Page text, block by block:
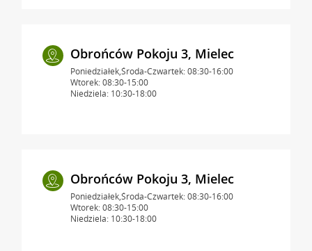
Obrońców Pokoju 3, Mielec
Poniedziałek,Środa-Czwartek: 08:30-16:00
Wtorek: 08:30-15:00
Niedziela: 10:30-18:00
Obrońców Pokoju 3, Mielec
Poniedziałek,Środa-Czwartek: 08:30-16:00
Wtorek: 08:30-15:00
Niedziela: 10:30-18:00